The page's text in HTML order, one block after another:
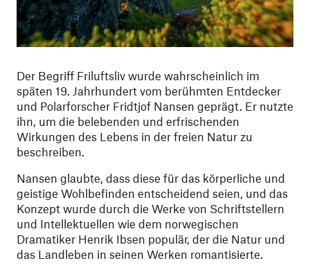
Der Begriff Friluftsliv wurde wahrscheinlich im
späten 19. Jahrhundert vom berühmten Entdecker
und Polarforscher Fridtjof Nansen geprägt. Er nutzte
ihn, um die belebenden und erfrischenden
Wirkungen des Lebens in der freien Natur zu
beschreiben.
Nansen glaubte, dass diese für das körperliche und
geistige Wohlbefinden entscheidend seien, und das
Konzept wurde durch die Werke von Schriftstellern
und Intellektuellen wie dem norwegischen
Dramatiker Henrik Ibsen populär, der die Natur und
das Landleben in seinen Werken romantisierte.